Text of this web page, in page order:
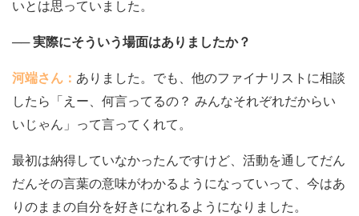
いとは思っていました。
── 実際にそういう場面はありましたか？
河端さん： ありました。でも、他のファイナリストに相談
したら「えー、何言ってるの？ みんなそれぞれだからい
いじゃん」って言ってくれて。
最初は納得していなかったんですけど、活動を通してだん
だんその言葉の意味がわかるようになっていって、今はあ
りのままの自分を好きになれるようになりました。